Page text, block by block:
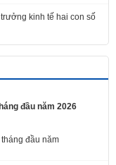
kinh tế hai con số
đầu năm 2026
đầu năm